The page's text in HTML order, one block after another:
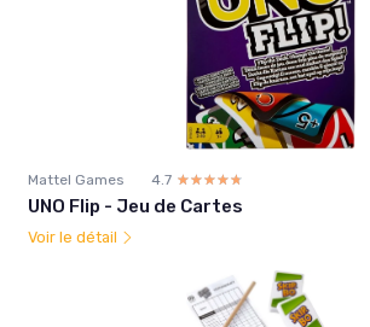
Mattel Games 4.7 ☆☆☆☆☆
★★★★★
UNO Flip - Jeu de Cartes
Voir le détail